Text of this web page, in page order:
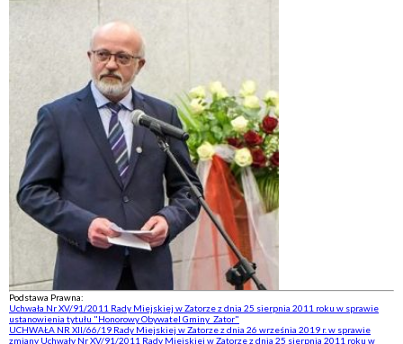
Podstawa Prawna:
Uchwała Nr XV/91/2011 Rady Miejskiej w Zatorze z dnia 25 sierpnia 2011 roku w sprawie
ustanowienia tytułu "Honorowy Obywatel Gminy Zator"
UCHWAŁA NR XII/66/19 Rady Miejskiej w Zatorze z dnia 26 września 2019 r. w sprawie
zmiany Uchwały Nr XV/91/2011 Rady Miejskiej w Zatorze z dnia 25 sierpnia 2011 roku w